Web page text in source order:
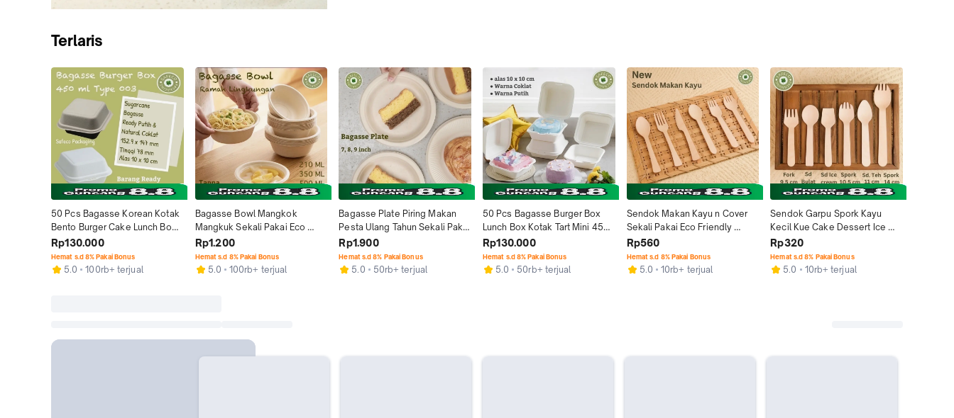
Terlaris
50 Pcs Bagasse Korean Kotak
Bento Burger Cake Lunch Box
Cake Tart Mini 003
Rp130.000
Hemat s.d 8% Pakai Bonus
5.0 100rb+ terjual
Bagasse Bowl Mangkok
Mangkuk Sekali Pakai Eco
Friendly Disposable
Rp1.200
Hemat s.d 8% Pakai Bonus
5.0 100rb+ terjual
Bagasse Plate Piring Makan
Pesta Ulang Tahun Sekali Pakai
Eco Friendly
Rp1.900
Hemat s.d 8% Pakai Bonus
5.0 50rb+ terjual
50 Pcs Bagasse Burger Box
Lunch Box Kotak Tart Mini 450
ml/ 6" Takeaway Box
Rp130.000
Hemat s.d 8% Pakai Bonus
5.0 50rb+ terjual
Sendok Makan Kayu n Cover
Sekali Pakai Eco Friendly
Disposable Cutlery
Rp560
Hemat s.d 8% Pakai Bonus
5.0 10rb+ terjual
Sendok Garpu Spork Kayu
Kecil Kue Cake Dessert Ice
Cream Sekali Pakai
Rp320
Hemat s.d 8% Pakai Bonus
5.0 10rb+ terjual